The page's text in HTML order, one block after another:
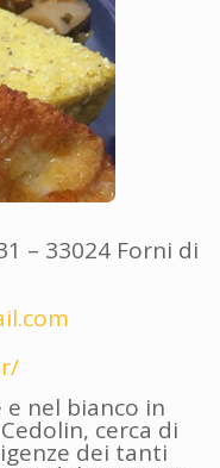
– 33024 Forni di
nel bianco in
cerca di
dei tanti